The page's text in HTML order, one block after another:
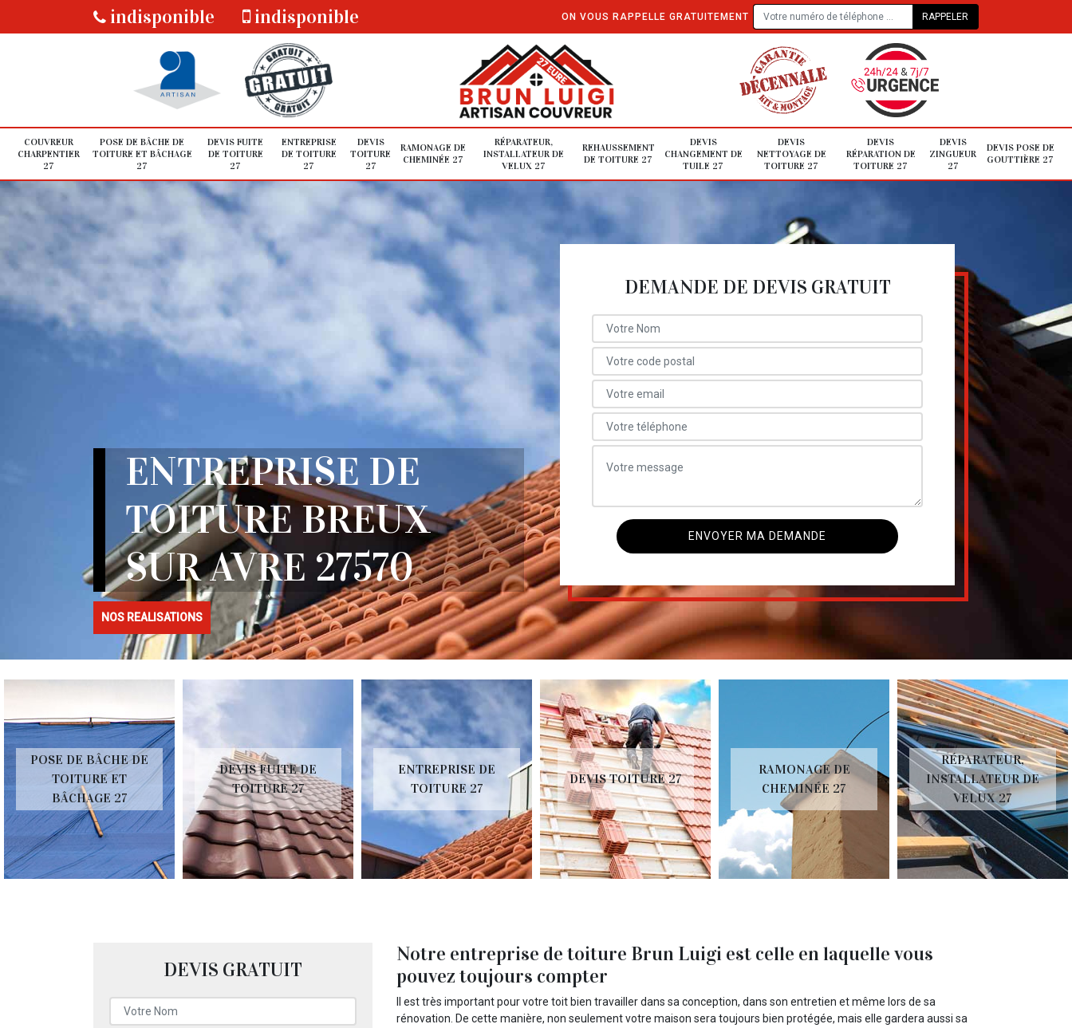
indisponible indisponible ON VOUS RAPPELLE GRATUITEMENT
COUVREUR
CHARPENTIER
27
POSE DE BÂCHE DE
TOITURE ET BÂCHAGE
27
DEVIS FUITE
DE TOITURE
27
ENTREPRISE
DE TOITURE
27
DEVIS
TOITURE
27
RAMONAGE DE
CHEMINÉE 27
RÉPARATEUR,
INSTALLATEUR DE
VELUX 27
REHAUSSEMENT
DE TOITURE 27
DEVIS
CHANGEMENT DE
TUILE 27
DEVIS
NETTOYAGE DE
TOITURE 27
DEVIS
RÉPARATION DE
TOITURE 27
DEVIS
ZINGUEUR
27
DEVIS POSE DE
GOUTTIÈRE 27
ENTREPRISE DE
TOITURE BREUX
SUR AVRE 27570
NOS REALISATIONS
DEMANDE DE DEVIS GRATUIT
POSE DE BÂCHE DE
TOITURE ET
BÂCHAGE 27
DEVIS FUITE DE
TOITURE 27
ENTREPRISE DE
TOITURE 27
DEVIS TOITURE 27
RAMONAGE DE
CHEMINÉE 27
RÉPARATEUR,
INSTALLATEUR DE
VELUX 27
DEVIS GRATUIT
Notre entreprise de toiture Brun Luigi est celle en laquelle vous
pouvez toujours compter
Il est très important pour votre toit bien travailler dans sa conception, dans son entretien et même lors de sa
rénovation. De cette manière, non seulement votre maison sera toujours bien protégée, mais elle gardera aussi sa